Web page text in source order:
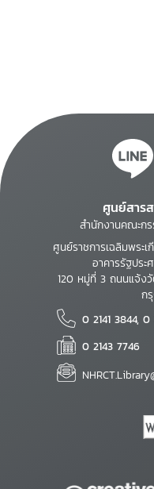
ศูนย์สาร
สำนักงานคณะก
ศูนย์ราชการเฉลิมพระ
อาคารรัฐปร
120 หมู่ที่ 3 ถนนแจ้ง
ก
0 2141 3844, 0
0 2143 7746